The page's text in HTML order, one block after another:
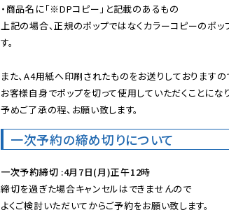
・商品名に「※DPコピー」と記載のあるもの
上記の場合、正規のポップではなくカラーコピーのポッ
す。
また、A4用紙へ印刷されたものをお送りしておりますの
お客様自身でポップを切って使用していただくことになり
予めご了承の程、お願い致します。
一次予約の締め切りについて
一次予約締切 :4月7日(月)正午12時
締切を過ぎた場合キャンセルはできませんので
よくご検討いただいてからご予約をお願い致します。